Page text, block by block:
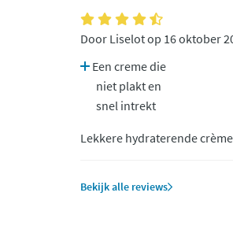
Door Liselot op 16 oktober
Een creme die
niet plakt en
snel intrekt
Lekkere hydraterende
Bekijk alle reviews